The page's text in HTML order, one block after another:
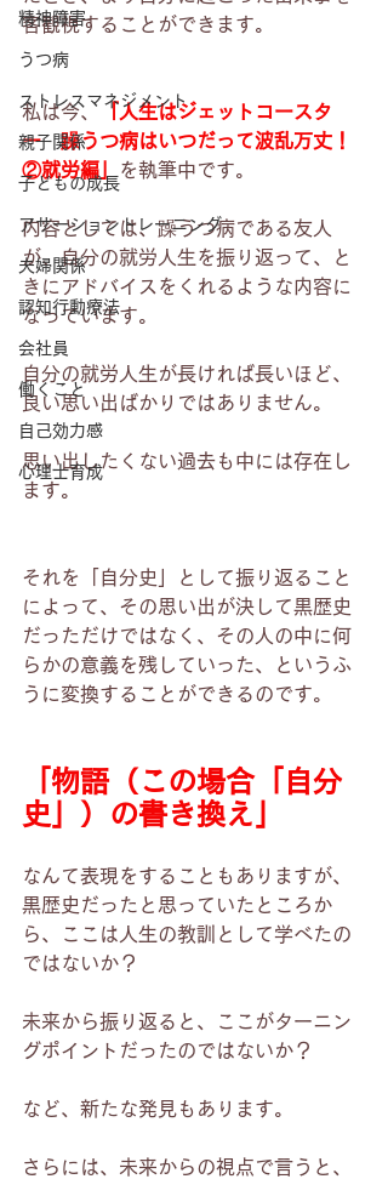
精神障害
うつ病
ストレスマネジメント
親子関係
子どもの成長
アサーショントレーニング
夫婦関係
認知行動療法
会社員
働くこと
自己効力感
心理士育成
客観視することができます。
私は今、 「人生はジェットコースタ
ー　躁うつ病はいつだって波乱万丈！
②就労編」
を執筆中です。
内容としては、躁うつ病である友人
が、自分の就労人生を振り返って、と
きにアドバイスをくれるような内容に
なっています。
自分の就労人生が長ければ長いほど、
良い思い出ばかりではありません。
思い出したくない過去も中には存在し
ます。
それを「自分史」として振り返ること
によって、その思い出が決して黒歴史
だっただけではなく、その人の中に何
らかの意義を残していった、というふ
うに変換することができるのです。
「物語（この場合「自分
史」）の書き換え」
なんて表現をすることもありますが、
黒歴史だったと思っていたところか
ら、ここは人生の教訓として学べたの
ではないか？
未来から振り返ると、ここがターニン
グポイントだったのではないか？
など、新たな発見もあります。
さらには、未来からの視点で言うと、